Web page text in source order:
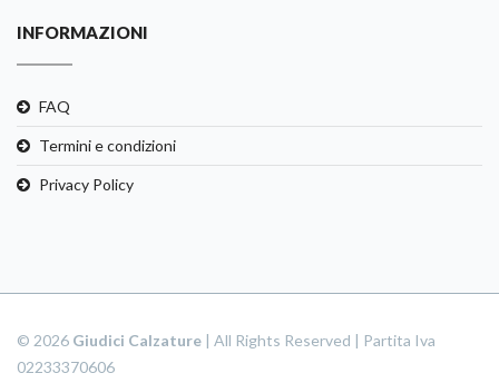
INFORMAZIONI
FAQ
Termini e condizioni
Privacy Policy
© 2026 Giudici Calzature | All Rights Reserved | Partita Iva
02233370606